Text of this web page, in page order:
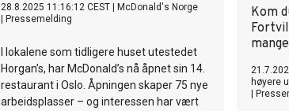
28.8.2025 11:16:12 CEST
McDonald's Norge
Pressemelding
I lokalene som tidligere huset utestedet
Horgan’s, har McDonald’s nå åpnet sin 14.
restaurant i Oslo. Åpningen skaper 75 nye
arbeidsplasser – og interessen har vært
Kom
høyere